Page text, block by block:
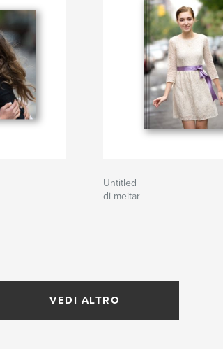
Untitled
di meitar
VEDI ALTRO